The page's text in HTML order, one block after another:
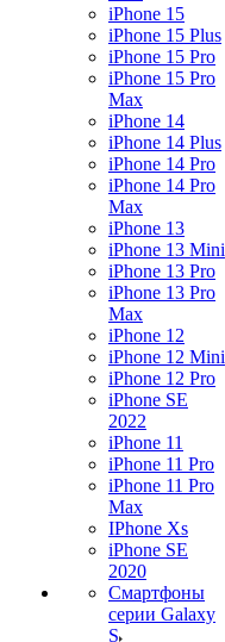
iPhone 15
iPhone 15 Plus
iPhone 15 Pro
iPhone 15 Pro
Max
iPhone 14
iPhone 14 Plus
iPhone 14 Pro
iPhone 14 Pro
Max
iPhone 13
iPhone 13 Mini
iPhone 13 Pro
iPhone 13 Pro
Max
iPhone 12
iPhone 12 Mini
iPhone 12 Pro
iPhone SE
2022
iPhone 11
iPhone 11 Pro
iPhone 11 Pro
Max
IPhone Xs
iPhone SE
2020
Смартфоны
серии Galaxy
S